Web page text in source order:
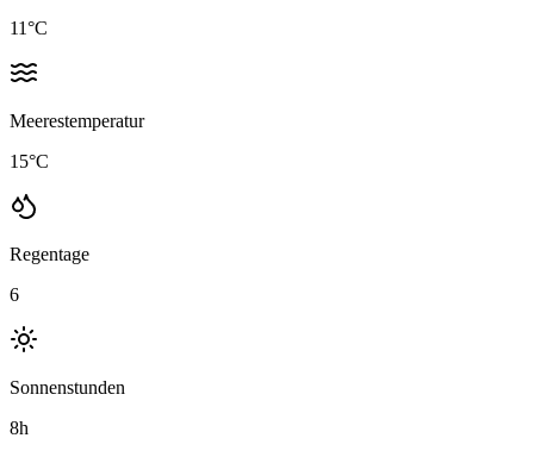
11°C
Meerestemperatur
15°C
Regentage
6
Sonnenstunden
8h